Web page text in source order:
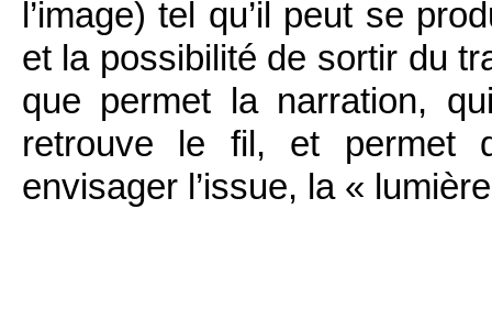
l’image) tel qu’il peut se
et la possibilité de sortir du
que permet la narration,
retrouve le fil, et permet
envisager l’issue, la «